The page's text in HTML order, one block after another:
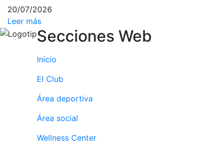
Campeonato
Social
Normativa
Otros deportes
Área social
Socials
Salidas
culturales
20/07/2026
Leer más
Secciones Web
Inicio
El Club
Área deportiva
Área social
Wellness Center